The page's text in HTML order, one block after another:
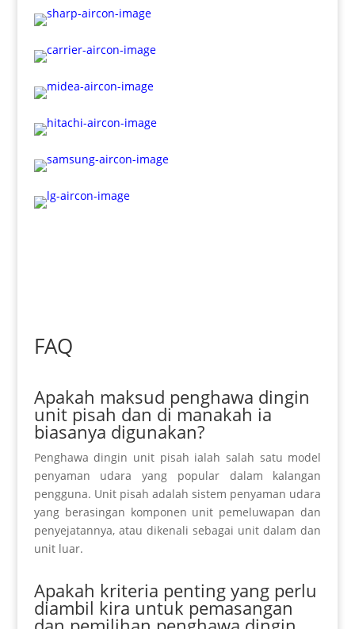
FAQ
Apakah maksud penghawa dingin
unit pisah dan di manakah ia
biasanya digunakan?
Penghawa dingin unit pisah ialah salah satu model
penyaman udara yang popular dalam kalangan
pengguna. Unit pisah adalah sistem penyaman udara
yang berasingan komponen unit pemeluwapan dan
penyejatannya, atau dikenali sebagai unit dalam dan
unit luar.
Apakah kriteria penting yang perlu
diambil kira untuk pemasangan